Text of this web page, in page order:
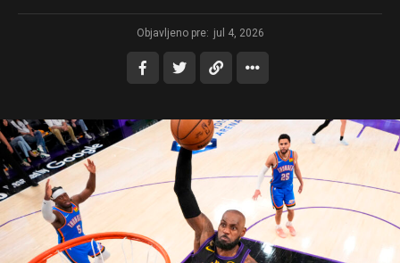
Objavljeno pre: jul 4, 2026